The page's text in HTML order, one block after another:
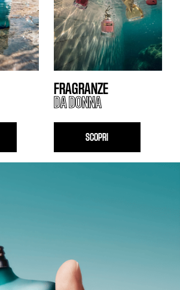
FRAGRANZE
DA DONNA
SCOPRI